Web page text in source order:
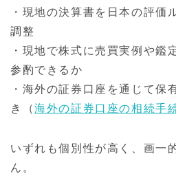
・現地の決算書を日本の評価
調整
・現地で株式に売買実例や鑑
参酌できるか
・海外の証券口座を通じて保
き（海外の証券口座の相続手
いずれも個別性が高く、画一
ん。